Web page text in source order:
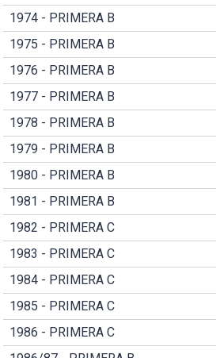
1974 - PRIMERA B
1975 - PRIMERA B
1976 - PRIMERA B
1977 - PRIMERA B
1978 - PRIMERA B
1979 - PRIMERA B
1980 - PRIMERA B
1981 - PRIMERA B
1982 - PRIMERA C
1983 - PRIMERA C
1984 - PRIMERA C
1985 - PRIMERA C
1986 - PRIMERA C